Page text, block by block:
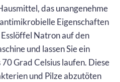
das unangenehme
Eigenschaften
Natron auf den
und lassen Sie ein
Grad Celsius laufen. Diese
und Pilze abzutöten